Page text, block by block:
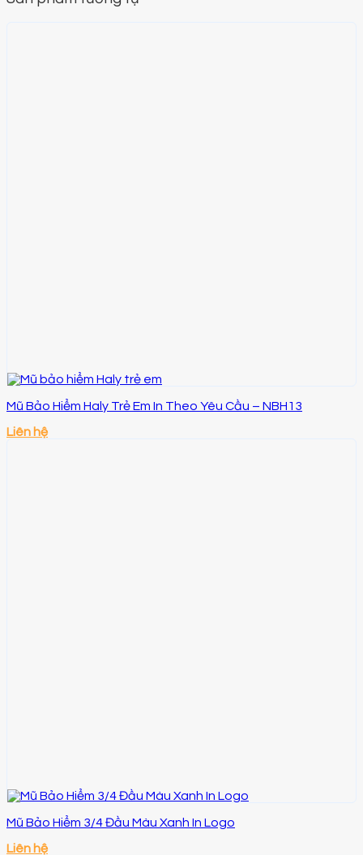
Mũ Bảo Hiểm Haly Trẻ Em In Theo Yêu Cầu – NBH13
Liên hệ
Mũ Bảo Hiểm 3/4 Đầu Màu Xanh In Logo
Liên hệ